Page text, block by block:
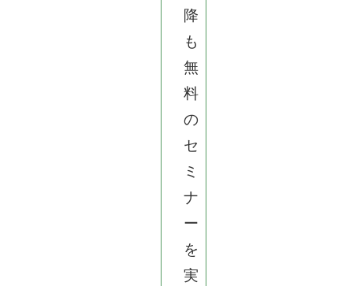
降
も
無
料
の
セ
ミ
ナ
ー
を
実